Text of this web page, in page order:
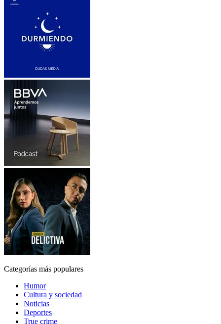
Categorías más populares
Humor
Cultura y sociedad
Noticias
Deportes
True crime